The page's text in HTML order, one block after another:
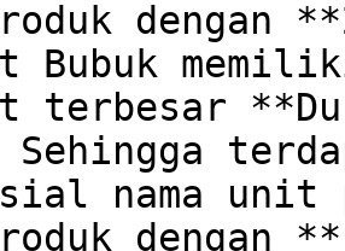
Bubuk
terbesar
nama unit